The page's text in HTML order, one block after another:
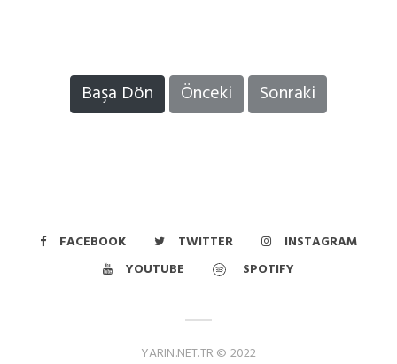
Başa Dön Önceki Sonraki
FACEBOOK TWITTER
INSTAGRAM
YOUTUBE
SPOTIFY
YARIN.NET.TR © 2022